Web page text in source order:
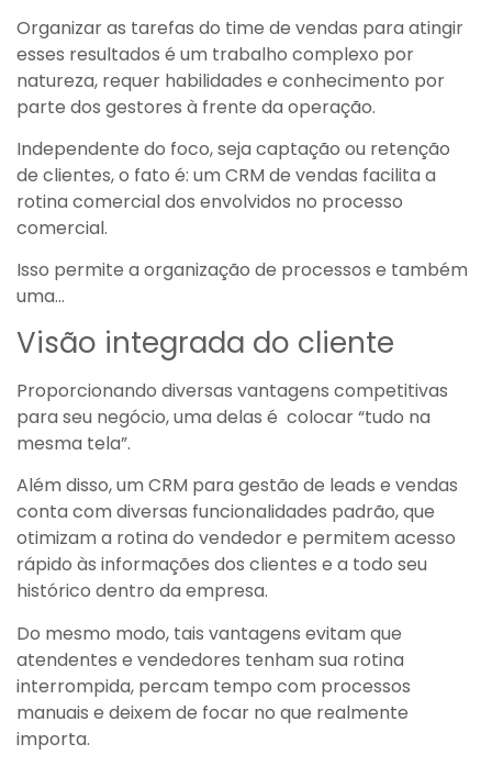
Organizar as tarefas do time de vendas para atingir
esses resultados é um trabalho complexo por
natureza, requer habilidades e conhecimento por
parte dos gestores à frente da operação.
Independente do foco, seja captação ou retenção
de clientes, o fato é: um CRM de vendas facilita a
rotina comercial dos envolvidos no processo
comercial.
Isso permite a organização de processos e também
uma…
Visão integrada do cliente
Proporcionando diversas vantagens competitivas
para seu negócio, uma delas é colocar “tudo na
mesma tela”.
Além disso, um CRM para gestão de leads e vendas
conta com diversas funcionalidades padrão, que
otimizam a rotina do vendedor e permitem acesso
rápido às informações dos clientes e a todo seu
histórico dentro da empresa.
Do mesmo modo, tais vantagens evitam que
atendentes e vendedores tenham sua rotina
interrompida, percam tempo com processos
manuais e deixem de focar no que realmente
importa.